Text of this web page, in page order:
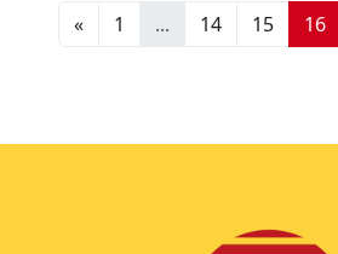
« 1 ... 14 15 16